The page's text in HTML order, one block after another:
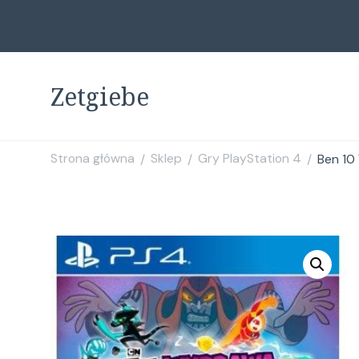
Zetgiebe
Strona główna / Sklep / Gry PlayStation 4 / Ben